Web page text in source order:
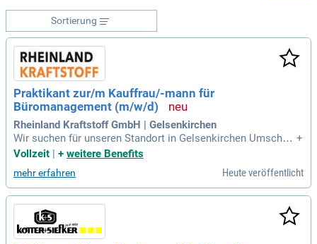
Sortierung
Praktikant zur/m Kauffrau/-mann für
Büromanagement (m/w/d)
Rheinland Kraftstoff GmbH | Gelsenkirchen
Wir suchen für unseren Standort in Gelsenkirchen Umschüle
r für die praxisbezogene Qualifikation. zur/m Kauffrau/Kauf
auf Step Stone.de bit.ly/4w2X7RC.
+
Vollzeit | + weitere Benefits
mehr erfahren Heute veröffentlicht